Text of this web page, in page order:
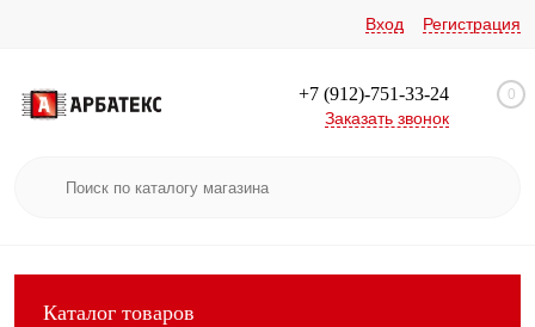
Вход Регистрация
+7 (912)-751-33-24
Заказать звонок
0
Каталог товаров